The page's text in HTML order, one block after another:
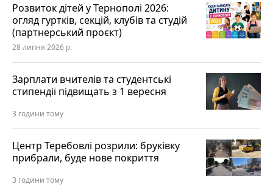
Розвиток дітей у Тернополі 2026:
огляд гуртків, секцій, клубів та студій
(партнерський проєкт)
28 липня 2026 р.
Зарплати вчителів та студентські
стипендії підвищать з 1 вересня
3 години тому
Центр Теребовлі розрили: бруківку
прибрали, буде нове покриття
3 години тому